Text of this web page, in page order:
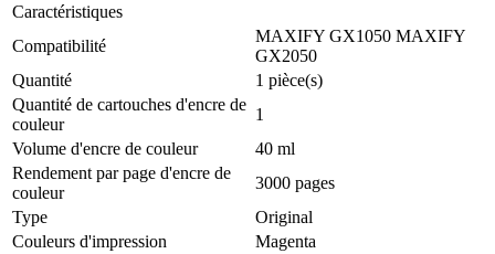
Caractéristiques
Compatibilité
MAXIFY GX1050 MAXIFY
GX2050
Quantité
1 pièce(s)
Quantité de cartouches d'encre de
couleur
1
Volume d'encre de couleur
40 ml
Rendement par page d'encre de
couleur
3000 pages
Type
Original
Couleurs d'impression
Magenta